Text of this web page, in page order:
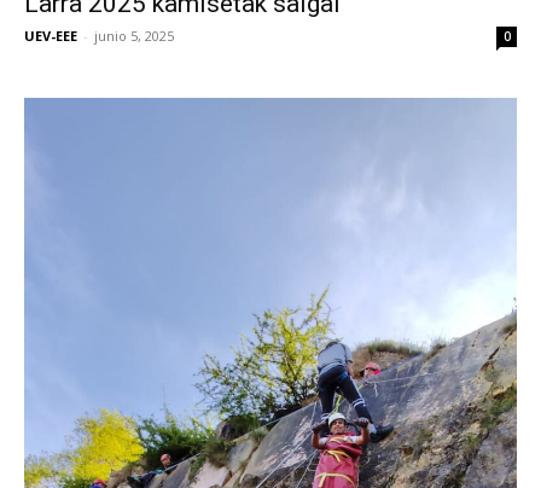
UEV-EEE - junio 5, 2025 0